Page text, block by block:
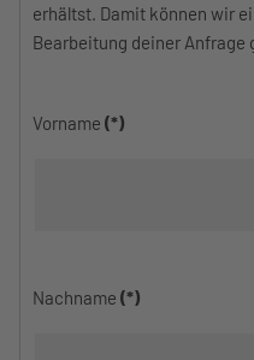
erhältst. Damit können wir
Bearbeitung deiner Anfrage
Vorname (*)
Nachname (*)